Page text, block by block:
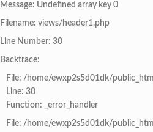
Message: Undefined array key 0
Filename: views/header1.php
Line Number: 30
Backtrace:
File: /home/ewxp2s5d01dk/
Line: 30
Function: _error_handler
File: /home/ewxp2s5d01dk/